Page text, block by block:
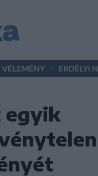
VÉLEMÉNY ERDÉLYI
egyik